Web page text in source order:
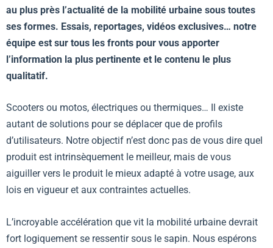
au plus près l’actualité de la mobilité urbaine sous toutes
ses formes. Essais, reportages, vidéos exclusives… notre
équipe est sur tous les fronts pour vous apporter
l’information la plus pertinente et le contenu le plus
qualitatif.
Scooters ou motos, électriques ou thermiques… Il existe
autant de solutions pour se déplacer que de profils
d’utilisateurs. Notre objectif n’est donc pas de vous dire quel
produit est intrinsèquement le meilleur, mais de vous
aiguiller vers le produit le mieux adapté à votre usage, aux
lois en vigueur et aux contraintes actuelles.
L’incroyable accélération que vit la mobilité urbaine devrait
fort logiquement se ressentir sous le sapin. Nous espérons